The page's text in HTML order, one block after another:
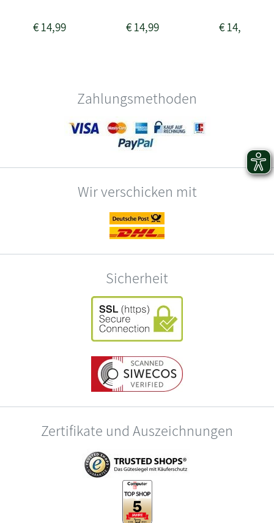
€14,99 €14,99 €14,99
Zahlungsmethoden
Wir verschicken mit
Sicherheit
Zertifikate und Auszeichnungen